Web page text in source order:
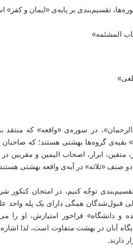
المشئمه»
در سوره‌ی «واقعه» که منتقد
گروه‌ها بهشتی هستند؛ که
ابرار، اصحاب الیمین و مقربین
دو صنف «ثلاثه» در آیه‌ی واقعه بهشتی
توجّه کنیم، در امتحان کنکور
قبول‌شدگان همگی دارای یک پله واحد
دانشگاه» فراخور امتیازش، او را
آنان در بهشت متفاوت است، لذا اشاره
دارند.